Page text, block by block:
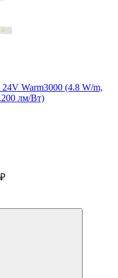
Warm3000 (4.8 W/m,
лм/Вт)
₽